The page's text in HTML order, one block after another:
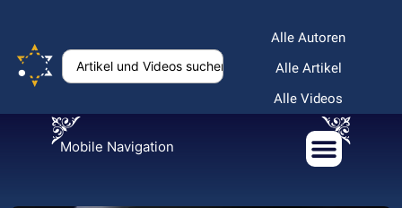
Alle Autoren
Alle Artikel
Alle Videos
Mobile Navigation